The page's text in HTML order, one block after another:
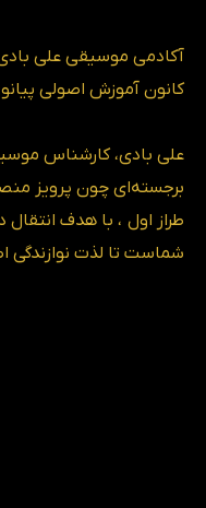
کانون آموزش اصولی
علی بادی، کارشناس
برجسته‌ای چون پرویز
طراز اول ، با هدف
شماست تا لذت نوازندگی